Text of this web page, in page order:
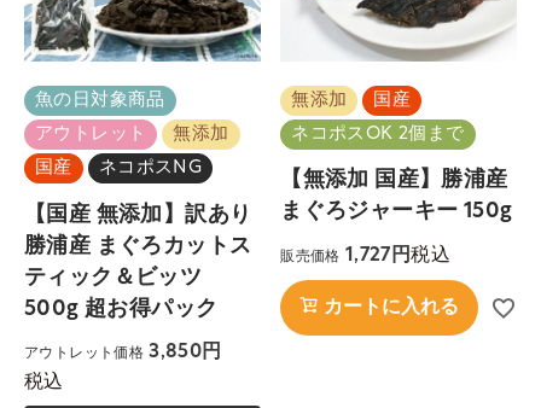
魚の日対象商品
アウトレット
無添加
国産
ネコポスNG
【国産 無添加】訳あり
勝浦産 まぐろカットス
ティック＆ビッツ
500g 超お得パック
アウトレット価格 3,850
税込
無添加
国産
ネコポスOK 2個まで
【無添加 国産】勝浦産
まぐろジャーキー 150g
販売価格 1,727 税込
カートに入れる